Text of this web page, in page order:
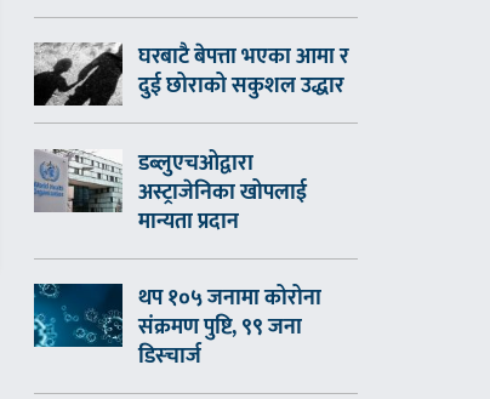
घरबाटै बेपत्ता भएका आमा र
दुई छोराको सकुशल उद्धार
डब्लुएचओद्वारा
अस्ट्राजेनिका खोपलाई
मान्यता प्रदान
थप १०५ जनामा कोरोना
संक्रमण पुष्टि, ९९ जना
डिस्चार्ज